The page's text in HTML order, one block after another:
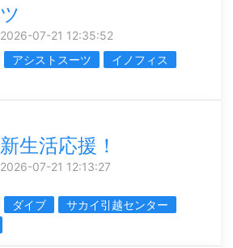
ツ
2026-07-21 12:35:52
アシストスーツ
イノフィス
新生活応援！
2026-07-21 12:13:27
ダイブ
サカイ引越センター